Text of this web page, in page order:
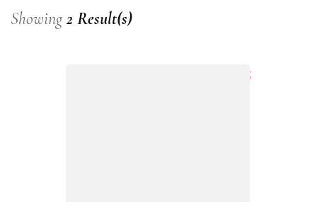
Showing2 Result(s)
;